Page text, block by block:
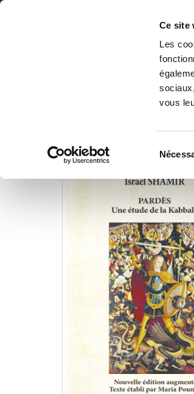
Ce site
Les
vous
DE LA PAGE BLANCHE... AU
/ Essais /